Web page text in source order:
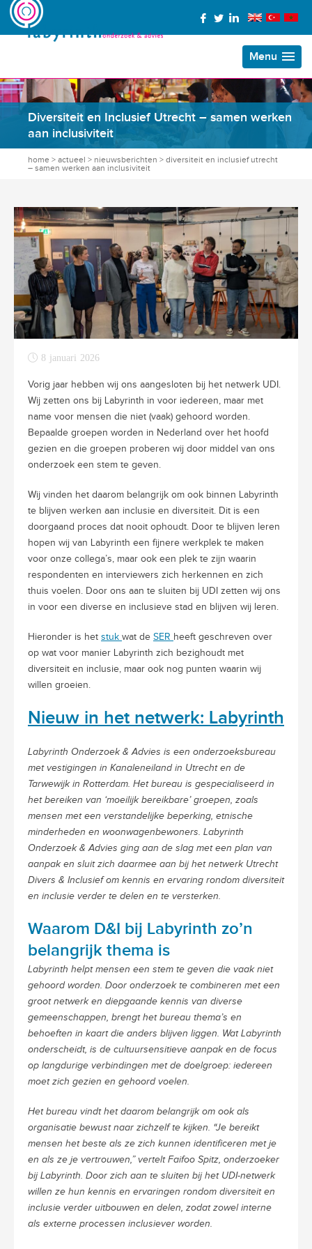
Menu
Diversiteit en Inclusief Utrecht – samen werken
aan inclusiviteit
home > actueel > nieuwsberichten > diversiteit en inclusief utrecht
– samen werken aan inclusiviteit
8 januari 2026
Vorig jaar hebben wij ons aangesloten bij het netwerk UDI.
Wij zetten ons bij Labyrinth in voor iedereen, maar met
name voor mensen die niet (vaak) gehoord worden.
Bepaalde groepen worden in Nederland over het hoofd
gezien en die groepen proberen wij door middel van ons
onderzoek een stem te geven.
Wij vinden het daarom belangrijk om ook binnen Labyrinth
te blijven werken aan inclusie en diversiteit. Dit is een
doorgaand proces dat nooit ophoudt. Door te blijven leren
hopen wij van Labyrinth een fijnere werkplek te maken
voor onze collega’s, maar ook een plek te zijn waarin
respondenten en interviewers zich herkennen en zich
thuis voelen. Door ons aan te sluiten bij UDI zetten wij ons
in voor een diverse en inclusieve stad en blijven wij leren.
Hieronder is het stuk wat de SER heeft geschreven over
op wat voor manier Labyrinth zich bezighoudt met
diversiteit en inclusie, maar ook nog punten waarin wij
willen groeien.
Nieuw in het netwerk: Labyrinth
Labyrinth Onderzoek & Advies is een onderzoeksbureau
met vestigingen in Kanaleneiland in Utrecht en de
Tarwewijk in Rotterdam. Het bureau is gespecialiseerd in
het bereiken van ‘moeilijk bereikbare’ groepen, zoals
mensen met een verstandelijke beperking, etnische
minderheden en woonwagenbewoners. Labyrinth
Onderzoek & Advies ging aan de slag met een plan van
aanpak en sluit zich daarmee aan bij het netwerk Utrecht
Divers & Inclusief om kennis en ervaring rondom diversiteit
en inclusie verder te delen en te versterken.
Waarom D&I bij Labyrinth zo’n
belangrijk thema is
Labyrinth helpt mensen een stem te geven die vaak niet
gehoord worden. Door onderzoek te combineren met een
groot netwerk en diepgaande kennis van diverse
gemeenschappen, brengt het bureau thema’s en
behoeften in kaart die anders blijven liggen. Wat Labyrinth
onderscheidt, is de cultuursensitieve aanpak en de focus
op langdurige verbindingen met de doelgroep: iedereen
moet zich gezien en gehoord voelen.
Het bureau vindt het daarom belangrijk om ook als
organisatie bewust naar zichzelf te kijken. “Je bereikt
mensen het beste als ze zich kunnen identificeren met je
en als ze je vertrouwen,” vertelt Faifoo Spitz, onderzoeker
bij Labyrinth. Door zich aan te sluiten bij het UDI-netwerk
willen ze hun kennis en ervaringen rondom diversiteit en
inclusie verder uitbouwen en delen, zodat zowel interne
als externe processen inclusiever worden.